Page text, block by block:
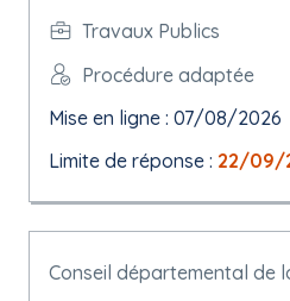
Travaux Publics
Procédure adaptée
Mise en ligne : 07/08/2026
Limite de réponse : 22/09/
Conseil départemental de